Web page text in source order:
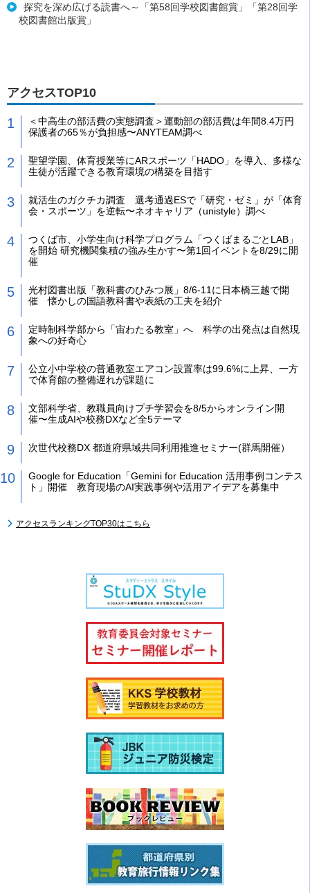
探究を深め広げる読書へ～「第58回学校図書館賞」「第28回学
校図書館出版賞」
アクセスTOP10
＜中高生の部活費の実態調査＞運動部の部活費は年間8.4万円
保護者の65％が負担感〜ANYTEAM調べ
聖望学園、体育授業等にARスポーツ「HADO」を導入、多様な
生徒が活躍できる教育環境の構築を目指す
就活生のガクチカ調査 選考通過ESで「研究・ゼミ」が「体育
会・スポーツ」を逆転〜ネオキャリア（unistyle）調べ
つくば市、小学生向け科学プログラム「つくばまるごとLAB」
を開始 研究機関集積の強み生かす〜第1回イベントを8/29に開
催
光村図書出版「教科書のひみつ展」8/6-11に日本橋三越で開
催 懐かしの国語教科書や表紙の工夫を紹介
定時制科学部から「宙わたる教室」へ 科学の出発点は自然現
象への好奇心
公立小中学校の普通教室エアコン設置率は99.6%に上昇、一方
で体育館の整備遅れが課題に
文部科学省、教職員向けプチ学習会を8/5からオンライン開
催〜生成AIや校務DXなど全5テーマ
次世代校務DX 都道府県域共同利用推進セミナー(群馬開催）
Google for Education「Gemini for Education 活用事例コンテス
ト」開催 教育現場のAI実践事例や活用アイデアを募集中
アクセスランキングTOP30はこちら